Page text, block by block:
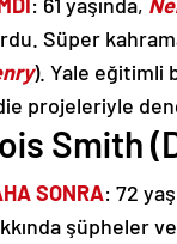
Süper
). Yale eğitimli
projeleriyle
Smith
SONRA: 72
şüpheler